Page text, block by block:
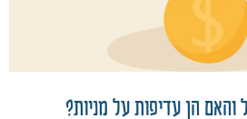
והאם הן עדיפות על מניות?